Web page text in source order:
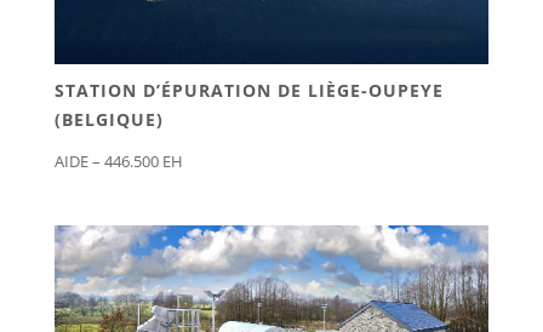
STATION D’ÉPURATION DE LIÈGE-OUPEYE
(BELGIQUE)
AIDE – 446.500 EH